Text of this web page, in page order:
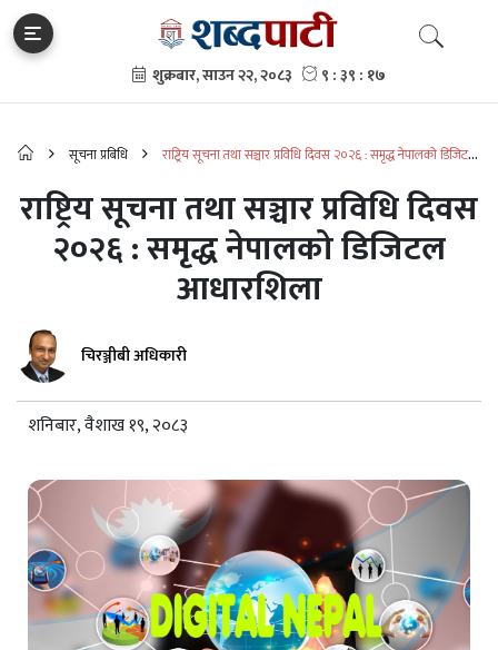
सूचना प्रबिधि
राष्ट्रिय सूचना तथा सञ्चार प्रविधि दिवस २०२६ : समृद्ध नेपालको डिजिटल
आधारशिला
राष्ट्रिय सूचना तथा सञ्चार प्रविधि दिवस
२०२६ : समृद्ध नेपालको डिजिटल
आधारशिला
चिरञ्जीबी अधिकारी
शनिबार, वैशाख १९, २०८३